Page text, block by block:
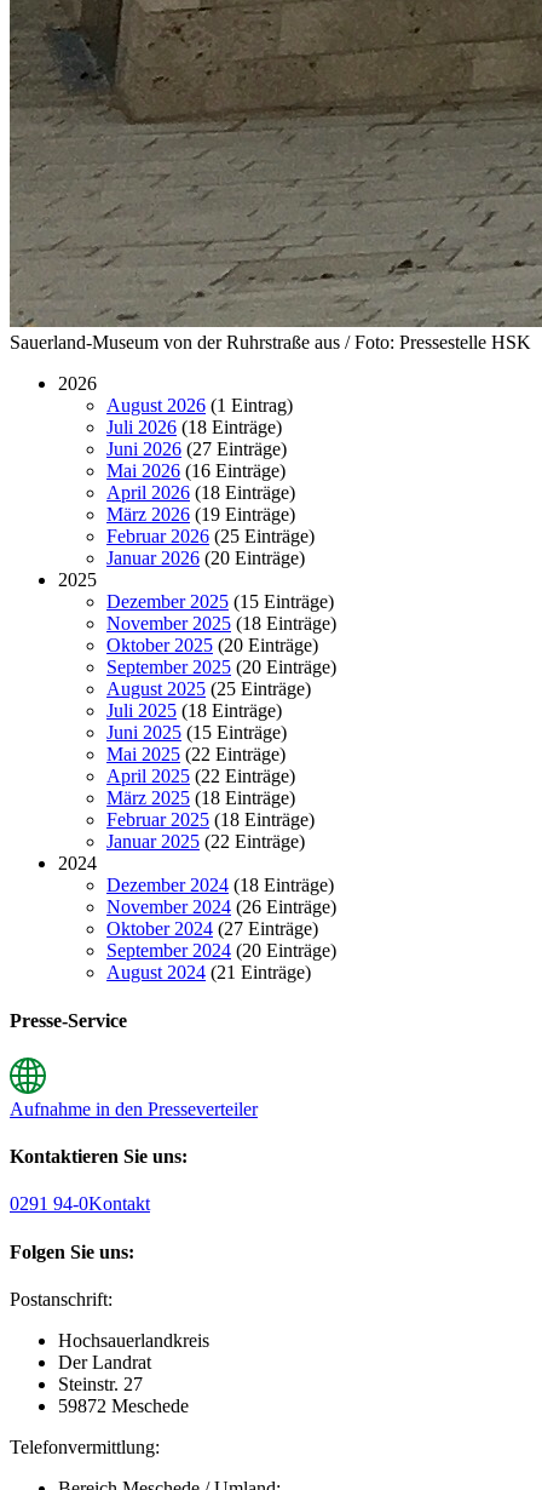
Sauerland-Museum von der Ruhrstraße aus / Foto: Pressestelle HSK
2026
August 2026 (1 Eintrag)
Juli 2026 (18 Einträge)
Juni 2026 (27 Einträge)
Mai 2026 (16 Einträge)
April 2026 (18 Einträge)
März 2026 (19 Einträge)
Februar 2026 (25 Einträge)
Januar 2026 (20 Einträge)
2025
Dezember 2025 (15 Einträge)
November 2025 (18 Einträge)
Oktober 2025 (20 Einträge)
September 2025 (20 Einträge)
August 2025 (25 Einträge)
Juli 2025 (18 Einträge)
Juni 2025 (15 Einträge)
Mai 2025 (22 Einträge)
April 2025 (22 Einträge)
März 2025 (18 Einträge)
Februar 2025 (18 Einträge)
Januar 2025 (22 Einträge)
2024
Dezember 2024 (18 Einträge)
November 2024 (26 Einträge)
Oktober 2024 (27 Einträge)
September 2024 (20 Einträge)
August 2024 (21 Einträge)
Presse-Service
Aufnahme in den Presseverteiler
Kontaktieren Sie uns:
0291 94-0Kontakt
Folgen Sie uns:
Postanschrift:
Hochsauerlandkreis
Der Landrat
Steinstr. 27
59872 Meschede
Telefonvermittlung: